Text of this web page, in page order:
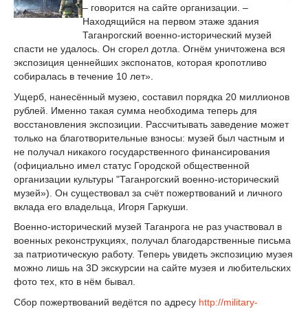
– говорится на сайте организации. –
Находящийся на первом этаже здания
Таганрогский военно-исторический музей
спасти не удалось. Он сгорел дотла. Огнём уничтожена вся
экспозиция ценнейших экспонатов, которая кропотливо
собиралась в течение 10 лет».
Ущерб, нанесённый музею, составил порядка 20 миллионов
рублей. Именно такая сумма необходима теперь для
восстановления экспозиции. Рассчитывать заведение может
только на благотворительные взносы: музей был частным и
не получал никакого государственного финансирования
(официально имел статус Городской общественной
организации культуры "Таганрогский военно-исторический
музей»). Он существовал за счёт пожертвований и личного
вклада его владельца, Игоря Гаркуши.
Военно-исторический музей Таганрога не раз участвовал в
военных реконструкциях, получал благодарственные письма
за патриотическую работу. Теперь увидеть экспозицию музея
можно лишь на 3D экскурсии на сайте музея и любительских
фото тех, кто в нём бывал.
Сбор пожертвований ведётся по адресу http://military-